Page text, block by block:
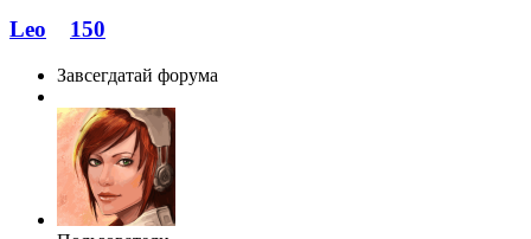
Leo 150
Завсегдатай форума